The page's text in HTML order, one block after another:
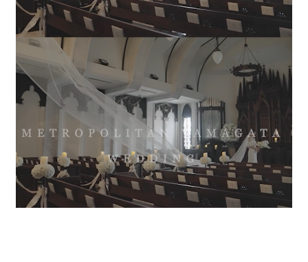
ご成約のお客様
ご列席のお客様